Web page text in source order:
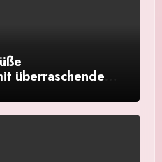
überraschendem